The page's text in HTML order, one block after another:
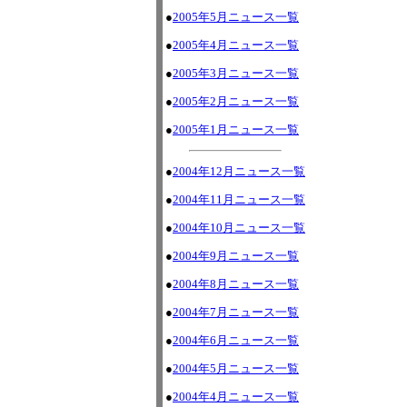
●2005年5月ニュース一覧
●2005年4月ニュース一覧
●2005年3月ニュース一覧
●2005年2月ニュース一覧
●2005年1月ニュース一覧
●2004年12月ニュース一覧
●2004年11月ニュース一覧
●2004年10月ニュース一覧
●2004年9月ニュース一覧
●2004年8月ニュース一覧
●2004年7月ニュース一覧
●2004年6月ニュース一覧
●2004年5月ニュース一覧
●2004年4月ニュース一覧